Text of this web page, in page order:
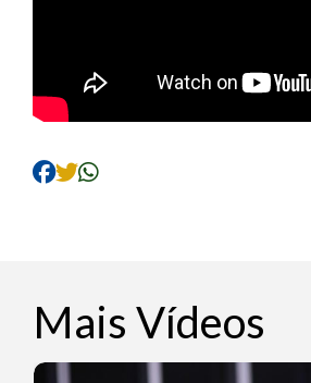
Mais Vídeos